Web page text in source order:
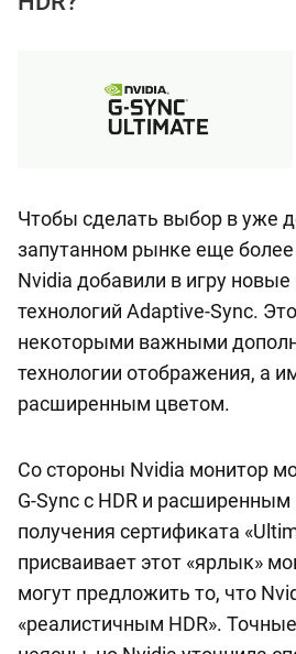
Чтобы сделать выбор в уже
запутанном рынке еще
Nvidia добавили в игру новые
технологий Adaptive-Sync.
некоторыми важными
технологии отображения, а
расширенным цветом.
Со стороны Nvidia монитор
G-Sync с HDR и
получения сертификата
присваивает этот «ярлык»
могут предложить то, что
«реалистичным HDR».